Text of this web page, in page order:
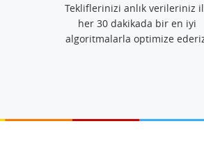
Tekliflerinizi anlık verileriniz
her 30 dakikada bir en iyi
algoritmalarla optimize